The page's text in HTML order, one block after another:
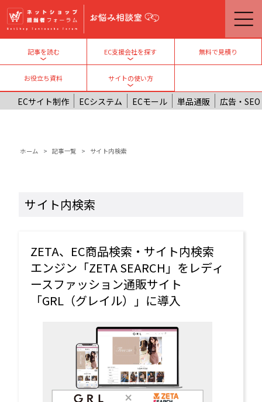
メインコンテンツに移動
記事を読む
Toggle submenu
EC支援会社を探す
Toggle submenu
無料で見積り
お役立ち資料
サイトの使い方
Toggle submenu
ECサイト制作 ECシステム ECモール 単品通販 広告・SEO
パンくず
ホーム 記事一覧 サイト内検索
サイト内検索
ZETA、EC商品検索・サイト内検索
エンジン「ZETA SEARCH」をレディ
ースファッション通販サイト
「GRL（グレイル）」に導入